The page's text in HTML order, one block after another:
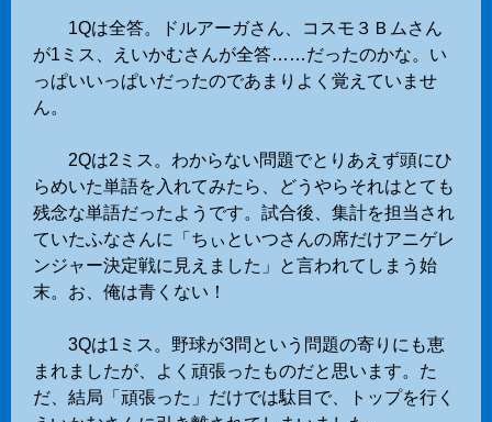
1Qは全答。ドルアーガさん、コスモ３Ｂムさん
が1ミス、えいかむさんが全答……だったのかな。い
っぱいいっぱいだったのであまりよく覚えていませ
ん。
2Qは2ミス。わからない問題でとりあえず頭にひ
らめいた単語を入れてみたら、どうやらそれはとても
残念な単語だったようです。試合後、集計を担当され
ていたふなさんに「ちぃといつさんの席だけアニゲレ
ンジャー決定戦に見えました」と言われてしまう始
末。お、俺は青くない！
3Qは1ミス。野球が3問という問題の寄りにも恵
まれましたが、よく頑張ったものだと思います。た
だ、結局「頑張った」だけでは駄目で、トップを行く